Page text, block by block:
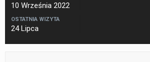
10 Września 2022
OSTATNIA WIZYTA
24 Lipca